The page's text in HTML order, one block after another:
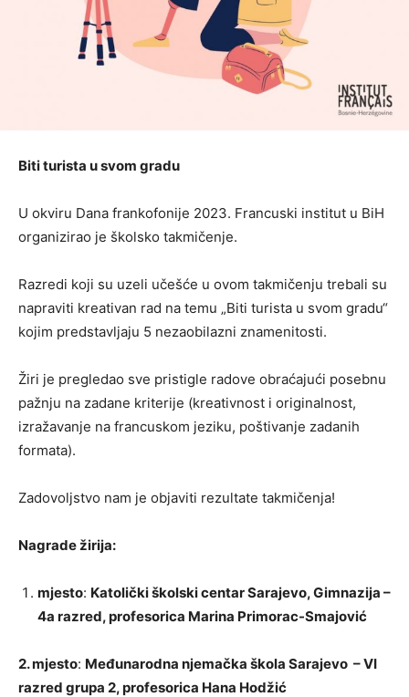
Biti turista u svom gradu
U okviru Dana frankofonije 2023. Francuski institut u BiH
organizirao je školsko takmičenje.
Razredi koji su uzeli učešće u ovom takmičenju trebali su
napraviti kreativan rad na temu „Biti turista u svom gradu“
kojim predstavljaju 5 nezaobilazni znamenitosti.
Žiri je pregledao sve pristigle radove obraćajući posebnu
pažnju na zadane kriterije (kreativnost i originalnost,
izražavanje na francuskom jeziku, poštivanje zadanih
formata).
Zadovoljstvo nam je objaviti rezultate takmičenja!
Nagrade žirija:
mjesto: Katolički školski centar Sarajevo, Gimnazija –
4a razred, profesorica Marina Primorac-Smajović
2. mjesto: Međunarodna njemačka škola Sarajevo – VI
razred grupa 2, profesorica Hana Hodžić